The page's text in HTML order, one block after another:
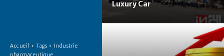
Accueil Tags
Industrie
pharmaceutique
Luxury Car